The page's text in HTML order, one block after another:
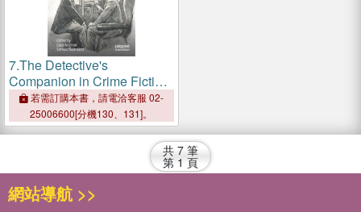
7.The Detective's
Companion in Crime Fiction:
A Study in Sidekicks
若需訂購本書，請電洽客服 02-
25006600[分機130、131]。
共 7 筆
第 1 頁
網站導航 >>